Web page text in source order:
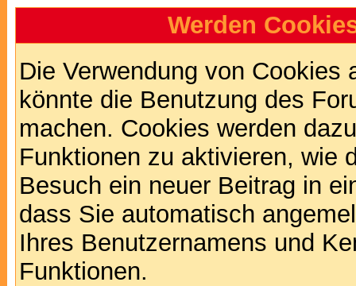
Werden
Die Verwendung von
könnte die Benutzung des
machen. Cookies werden
Funktionen zu aktivieren, wie
Besuch ein neuer Beitrag in
dass Sie automatisch
Ihres Benutzernamens und
Funktionen.